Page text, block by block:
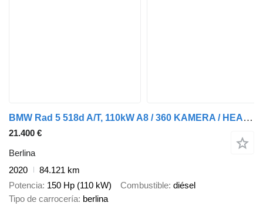
BMW Rad 5 518d A/T, 110kW A8 / 360 KAMERA / HEAD UP DISPLAY /
21.400 €
Berlina
2020
84.121 km
Potencia 150 Hp (110 kW) Combustible diésel
Tipo de carrocería berlina